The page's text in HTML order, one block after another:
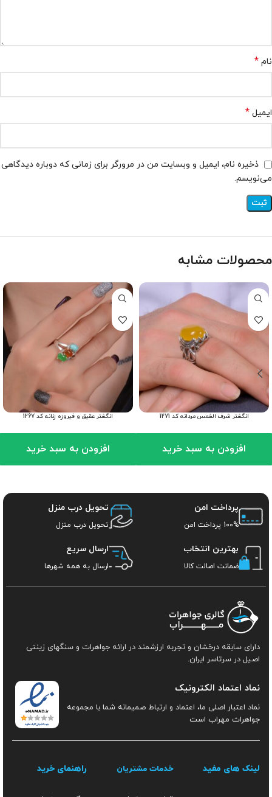
نام *
ایمیل *
ذخیره نام، ایمیل و وبسایت من در مرورگر برای زمانی که دوباره دیدگاهی
می‌نویسم.
محصولات مشابه
انگشتر شرف الشمس مردانه کد 1271
افزودن به سبد خرید
انگشتر عقیق و فیروزه زنانه کد 1267
افزودن به سبد خرید
پرداخت امن
100% پرداخت امن
تحویل درب منزل
تحویل درب منزل
بهترین انتخاب
ضمانت اصالت کالا
ارسال سریع
ارسال به همه شهرها
دارای سابقه درخشان و تجربه ارزشمند در ارائه جواهرات و سنگهای زینتی
اصیل در سرتاسر ایران.
نماد اعتماد الکترونیک
نماد اعتبار اصلی ما، اعتماد و ارتباط صمیمانه شما با مجموعه
جواهرات مهراب است
لینک های مفید خدمات مشتریان راهنمای خرید